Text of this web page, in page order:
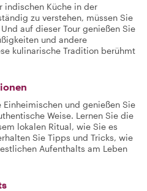
indischen Küche in der
zu verstehen, müssen Sie
auf dieser Tour genießen Sie
und andere
kulinarische Tradition berühmt
Einheimischen und genießen Sie
Weise. Lernen Sie die
lokalen Ritual, wie Sie es
Sie Tipps und Tricks, wie
Aufenthalts am Leben